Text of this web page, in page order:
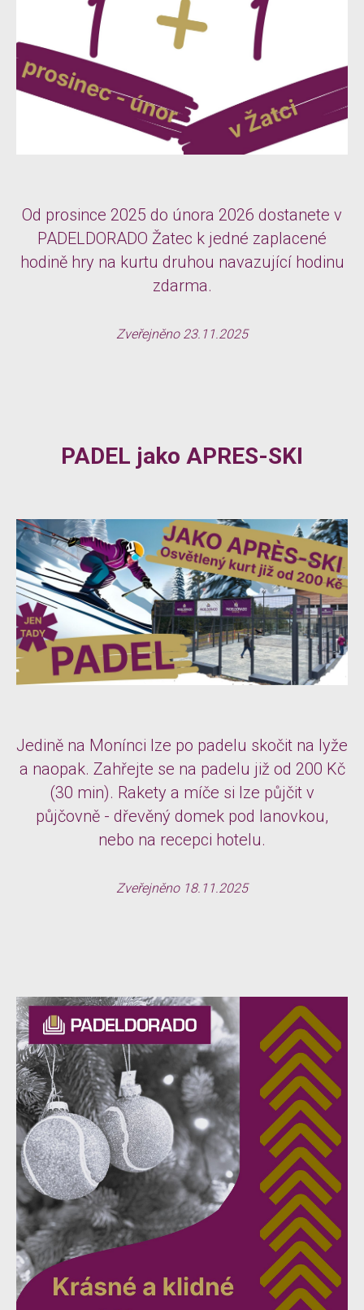
Od prosince 2025 do února 2026 dostanete v
PADELDORADO Žatec k jedné zaplacené
hodině hry na kurtu druhou navazující hodinu
zdarma.
Zveřejněno 23.11.2025
PADEL jako APRES-SKI
Jedině na Monínci lze po padelu skočit na lyže
a naopak. Zahřejte se na padelu již od 200 Kč
(30 min). Rakety a míče si lze půjčit v
půjčovně - dřevěný domek pod lanovkou,
nebo na recepci hotelu.
Zveřejněno 18.11.2025